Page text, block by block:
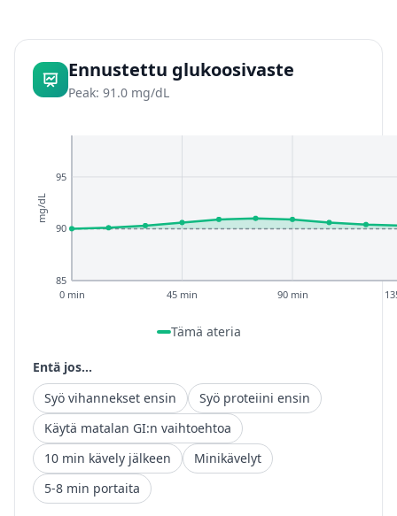
Ennustettu glukoosivaste
Peak: 91.0 mg/dL
85
90
95
0 min 45 min 90 min
mg/dL
Tämä ateria
Entä jos...
Syö vihannekset ensin
Syö proteiini ensin
Käytä matalan GI:n vaihtoehtoa
10 min kävely jälkeen
Minikävelyt
5-8 min portaita